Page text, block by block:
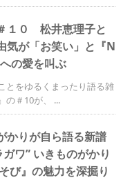
１０ 松井恵理子と
気が「お笑い」と『N
の愛を叫ぶ
とをゆるくまったり語る雑
の＃10が、 ...
かりが自ら語る新譜
ガワ” いきものがかり
び』の魅力を深掘り